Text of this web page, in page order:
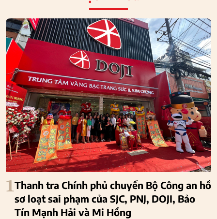
1Thanh tra Chính phủ chuyển Bộ Công an hồ
sơ loạt sai phạm của SJC, PNJ, DOJI, Bảo
Tín Mạnh Hải và Mi Hồng